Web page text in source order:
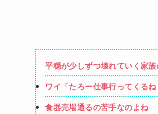
平穏が少しずつ壊れていく家族
ワイ「たろー仕事行ってくる
食器売場通るの苦手なのよね